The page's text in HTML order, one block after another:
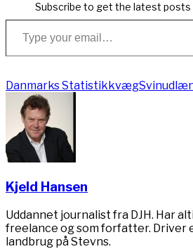
Subscribe to get the latest posts
Type your email…
Danmarks Statistik kvægSvin
Kjeld Hansen
Uddannet journalist fra DJH. Har
freelance og som forfatter. Driver
landbrug på Stevns.